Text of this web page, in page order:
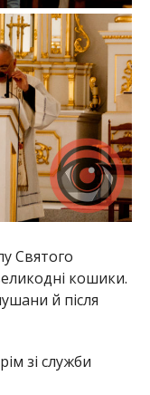
Святого
кошики.
й після
зі служби